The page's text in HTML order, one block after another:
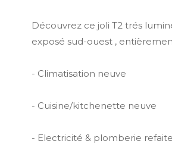
Découvrez ce joli T2 trés
exposé sud-ouest ,
- Climatisation neuve
- Cuisine/kitchenette neuve
- Electricité & plomberie